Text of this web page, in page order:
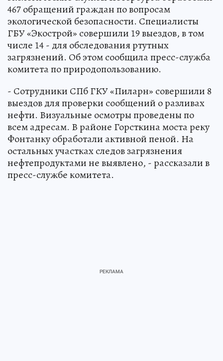
467 обращений граждан по вопросам
экологической безопасности. Специалисты
ГБУ «Экострой» совершили 19 выездов, в том
числе 14 - для обследования ртутных
загрязнений. Об этом сообщила пресс-служба
комитета по природопользованию.
- Сотрудники СПб ГКУ «Пиларн» совершили 8
выездов для проверки сообщений о разливах
нефти. Визуальные осмотры проведены по
всем адресам. В районе Горсткина моста реку
Фонтанку обработали активной пеной. На
остальных участках следов загрязнения
нефтепродуктами не выявлено, - рассказали в
пресс-службе комитета.